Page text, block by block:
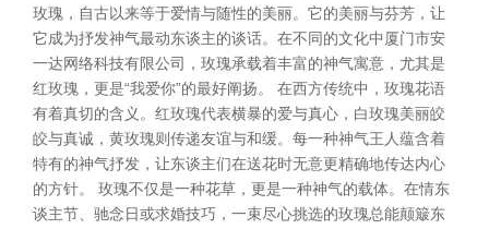
玫瑰，自古以来等于爱情与随性的美丽。它的美丽与芬芳，让
它成为抒发神气最动东谈主的谈话。在不同的文化中厦门市安
一达网络科技有限公司，玫瑰承载着丰富的神气寓意，尤其是
红玫瑰，更是“我爱你”的最好阐扬。 在西方传统中，玫瑰花语
有着真切的含义。红玫瑰代表横暴的爱与真心，白玫瑰美丽皎
皎与真诚，黄玫瑰则传递友谊与和缓。每一种神气王人蕴含着
特有的神气抒发，让东谈主们在送花时无意更精确地传达内心
的方针。 玫瑰不仅是一种花草，更是一种神气的载体。在情东
谈主节、驰念日或求婚技巧，一束尽心挑选的玫瑰总能颠簸东